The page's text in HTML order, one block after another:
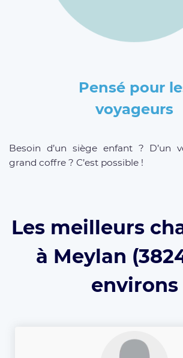
Pensé pour
voyageurs
Besoin d’un siège enfant ? D’un
grand coffre ? C’est possible !
Les meilleurs
à Meylan
environs